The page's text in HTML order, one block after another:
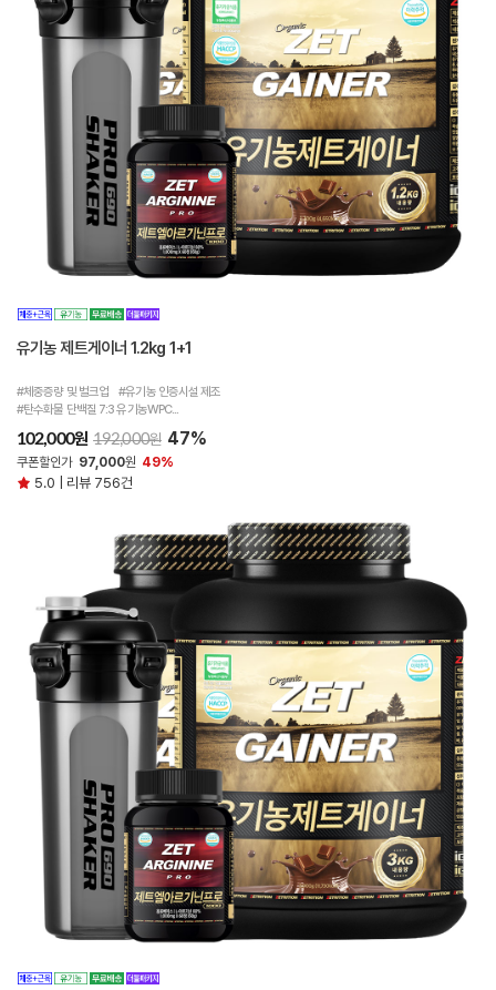
유기농 제트게이너 1.2kg 1+1
#체중증량 및 벌크업 #유기농 인증시설 제조
#탄수화물 단백질 7:3 유기농WPC...
102,000원 192,000원 47%
쿠폰할인가 97,000원 49%
5.0 | 리뷰 756건